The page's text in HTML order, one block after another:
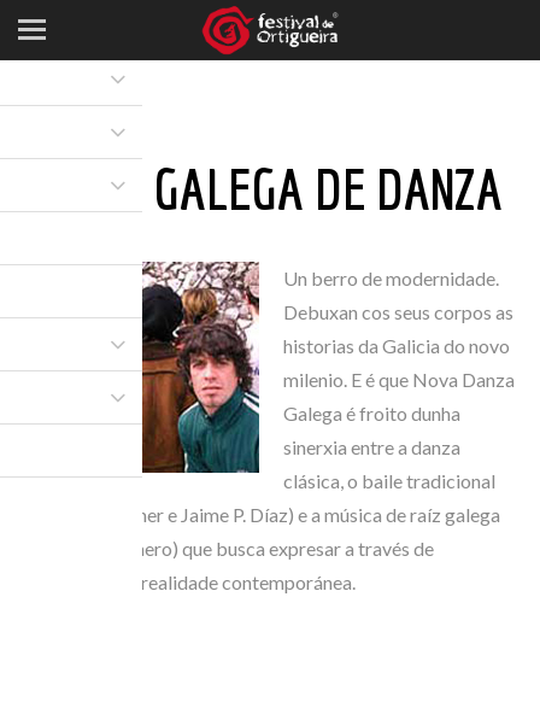
NOVA GALEGA DE DANZA
Un berro de modernidade.
Debuxan cos seus corpos as
historias da Galicia do novo
milenio. E é que Nova Danza
Galega é froito dunha
sinerxia entre a danza
clásica, o baile tradicional
(Vicente Colomer e Jaime P. Díaz) e a música de raíz galega
(Xosé Lois Romero) que busca expresar a través de
coreografías a realidade contemporánea.